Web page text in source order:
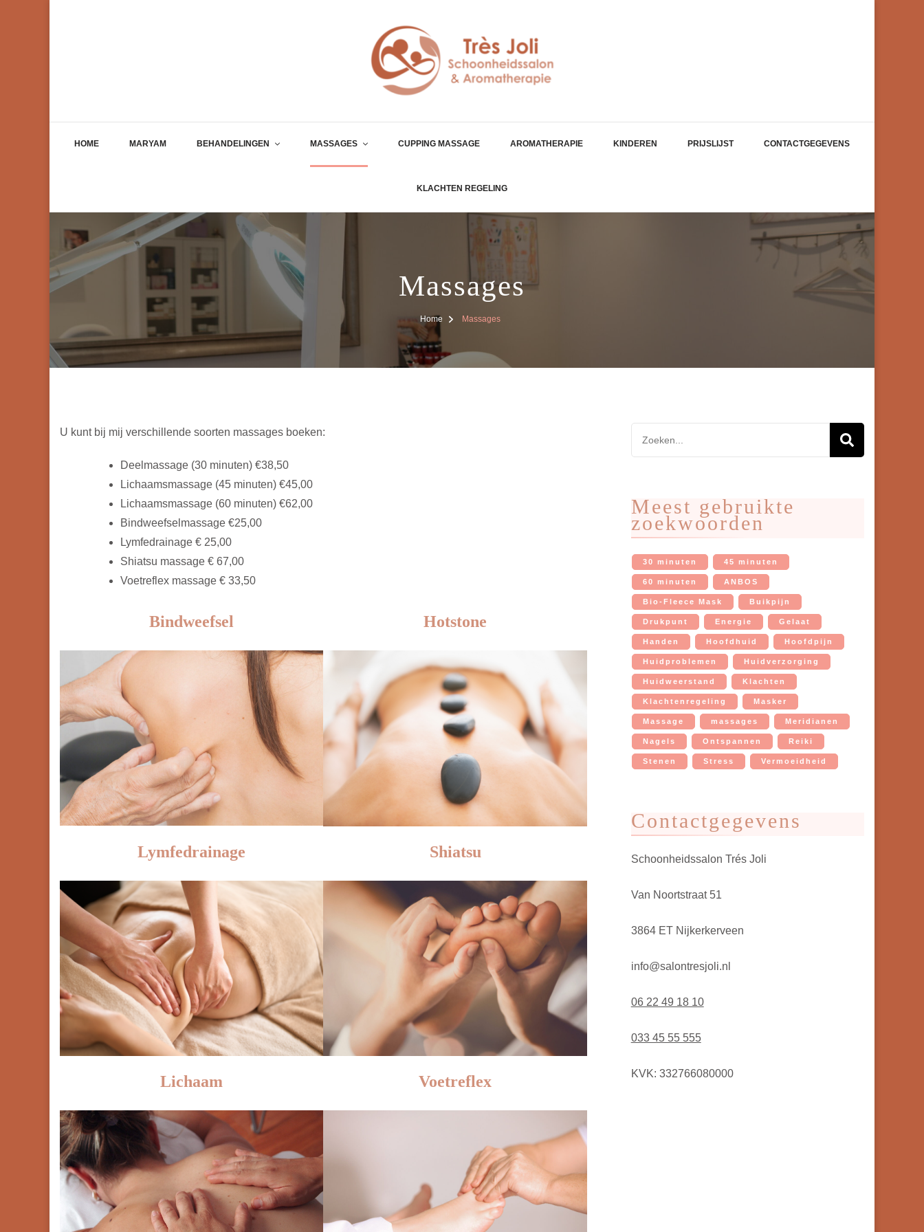
HOME MARYAM BEHANDELINGEN MASSAGES CUPPING MASSAGE AROMATHERAPIE KINDEREN PRIJSLIJST CONTACTGEGEVENS
KLACHTEN REGELING
Massages
Home Massages
U kunt bij mij verschillende soorten massages boeken:
Deelmassage (30 minuten) €38,50
Lichaamsmassage (45 minuten) €45,00
Lichaamsmassage (60 minuten) €62,00
Bindweefselmassage €25,00
Lymfedrainage € 25,00
Shiatsu massage € 67,00
Voetreflex massage € 33,50
Bindweefsel Hotstone
Lymfedrainage Shiatsu
Lichaam Voetreflex
Meest gebruikte
zoekwoorden
30 minuten 45 minuten
60 minuten ANBOS
Bio-Fleece Mask Buikpijn
Drukpunt Energie Gelaat
Handen Hoofdhuid Hoofdpijn
Huidproblemen Huidverzorging
Huidweerstand Klachten
Klachtenregeling Masker
Massage massages Meridianen
Nagels Ontspannen Reiki
Stenen Stress Vermoeidheid
Contactgegevens
Schoonheidssalon Trés Joli
Van Noortstraat 51
3864 ET Nijkerkerveen
info@salontresjoli.nl
06 22 49 18 10
033 45 55 555
KVK: 332766080000